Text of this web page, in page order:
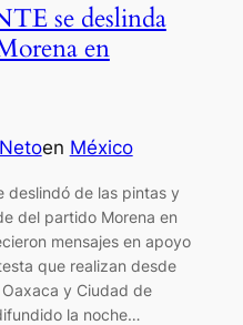
se deslinda
en
en México
deslindó de las pintas y
del partido Morena en
mensajes en apoyo
que realizan desde
y Ciudad de
la noche…